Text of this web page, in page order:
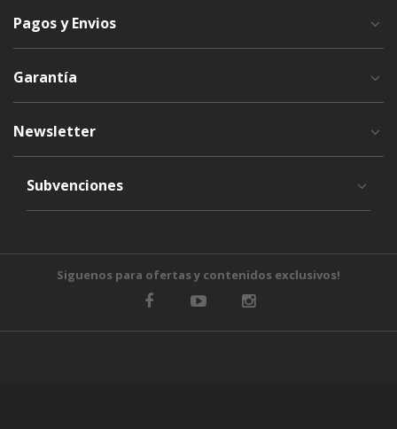
Pagos y Envios
Garantía
Newsletter
Subvenciones
Siguenos para ofertas y contenidos exclusivos!